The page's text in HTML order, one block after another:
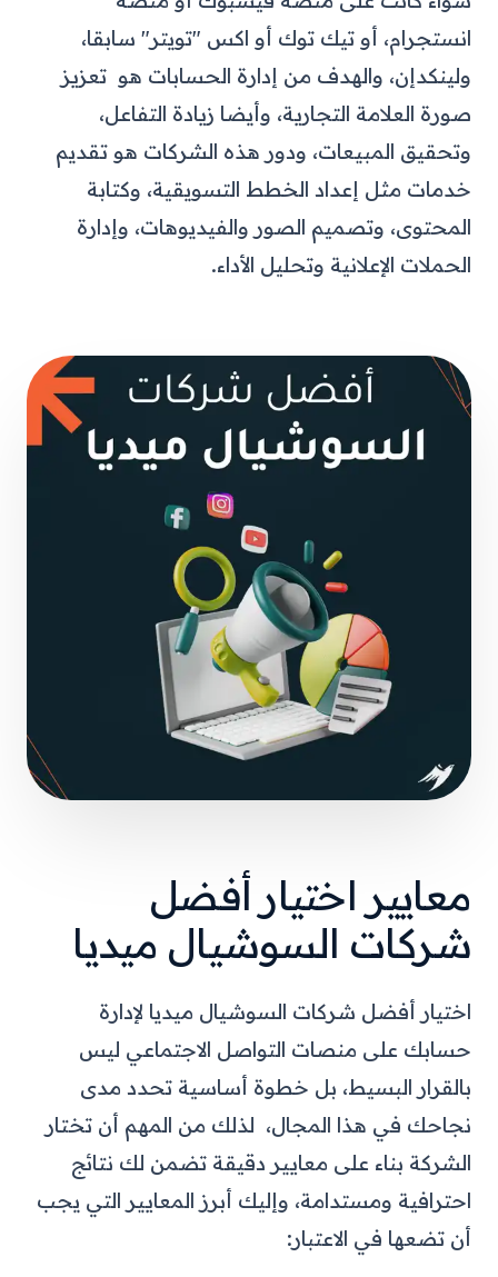
انستجرام، أو تيك توك أو اكس "تويتر" سابقا،
ولينكدإن، والهدف من إدارة الحسابات هو تعزيز
صورة العلامة التجارية، وأيضا زيادة التفاعل،
وتحقيق المبيعات، ودور هذه الشركات هو تقديم
خدمات مثل إعداد الخطط التسويقية، وكتابة
المحتوى، وتصميم الصور والفيديوهات، وإدارة
الحملات الإعلانية وتحليل الأداء.
معايير اختيار أفضل
شركات السوشيال ميديا
اختيار أفضل شركات السوشيال ميديا لإدارة
حسابك على منصات التواصل الاجتماعي ليس
بالقرار البسيط، بل خطوة أساسية تحدد مدى
نجاحك في هذا المجال، لذلك من المهم أن تختار
الشركة بناء على معايير دقيقة تضمن لك نتائج
احترافية ومستدامة، وإليك أبرز المعايير التي يجب
أن تضعها في الاعتبار: